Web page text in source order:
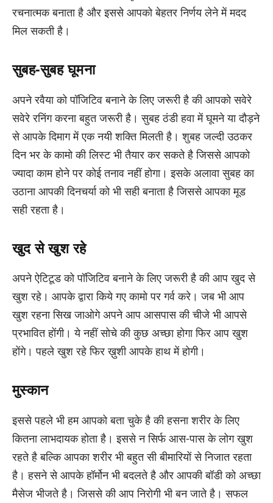
रचनात्मक बनाता है और इससे आपको बेहतर निर्णय लेने में मदद
मिल सकती है।
सुबह-सुबह घूमना
अपने रवैया को पॉजिटिव बनाने के लिए जरूरी है की आपको सवेरे
सवेरे रनिंग करना बहुत जरूरी है। सुबह ठंडी हवा में घूमने या दौड़ने
से आपके दिमाग में एक नयी शक्ति मिलती है। शुबह जल्दी उठकर
दिन भर के कामो की लिस्ट भी तैयार कर सकते है जिससे आपको
ज्यादा काम होने पर कोई तनाव नहीं होगा। इसके अलावा सुबह का
उठाना आपकी दिनचर्या को भी सही बनाता है जिससे आपका मूड
सही रहता है।
खुद से खुश रहे
अपने ऐटिटूड को पॉजिटिव बनाने के लिए जरूरी है की आप खुद से
खुश रहे। आपके द्वारा किये गए कामो पर गर्व करे। जब भी आप
खुश रहना सिख जाओगे अपने आप आसपास की चीजे भी आपसे
प्रभावित होंगी। ये नहीं सोचे की कुछ अच्छा होगा फिर आप खुश
होंगे। पहले खुश रहे फिर ख़ुशी आपके हाथ में होगी।
मुस्कान
इससे पहले भी हम आपको बता चुके है की हसना शरीर के लिए
कितना लाभदायक होता है। इससे न सिर्फ आस-पास के लोग खुश
रहते है बल्कि आपका शरीर भी बहुत सी बीमारियों से निजात रहता
है। हसने से आपके हॉर्मोन भी बदलते है और आपकी बॉडी को अच्छा
मैसेज भीजते है। जिससे की आप निरोगी भी बन जाते है। सफल